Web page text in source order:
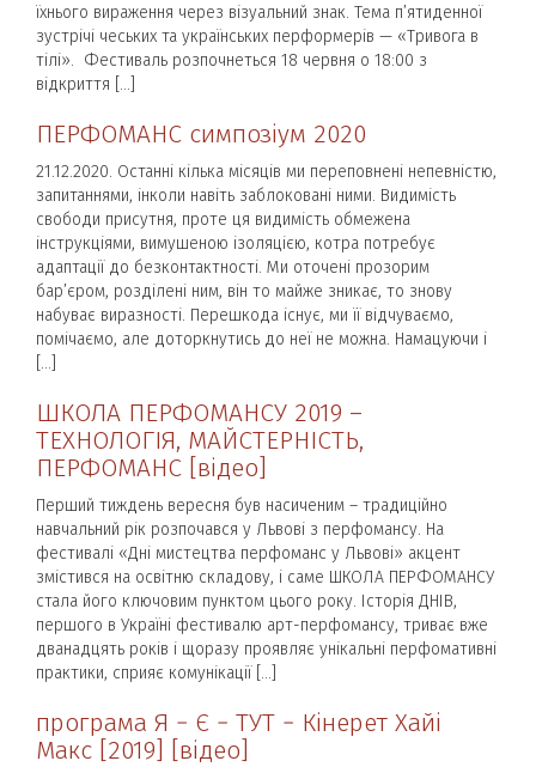
їхнього вираження через візуальний знак. Тема п’ятиденної
зустрічі чеських та українських перформерів — «Тривога в
тілі». Фестиваль розпочнеться 18 червня о 18:00 з
відкриття […]
ПЕРФОМАНС симпозіум 2020
21.12.2020. Останні кілька місяців ми переповнені непевністю,
запитаннями, інколи навіть заблоковані ними. Видимість
свободи присутня, проте ця видимість обмежена
інструкціями, вимушеною ізоляцією, котра потребує
адаптації до безконтактності. Ми оточені прозорим
бар’єром, розділені ним, він то майже зникає, то знову
набуває виразності. Перешкода існує, ми її відчуваємо,
помічаємо, але доторкнутись до неї не можна. Намацуючи і
[…]
ШКОЛА ПЕРФОМАНСУ 2019 –
ТЕХНОЛОГІЯ, МАЙСТЕРНІСТЬ,
ПЕРФОМАНС [відео]
Перший тиждень вересня був насиченим – традиційно
навчальний рік розпочався у Львові з перфомансу. На
фестивалі «Дні мистецтва перфоманс у Львові» акцент
змістився на освітню складову, і саме ШКОЛА ПЕРФОМАНСУ
стала його ключовим пунктом цього року. Історія ДНІВ,
першого в Україні фестивалю арт-перфомансу, триває вже
дванадцять років і щоразу проявляє унікальні перфомативні
практики, сприяє комунікації […]
програма Я − Є − ТУТ − Кінерет Хайі
Макс [2019] [відео]